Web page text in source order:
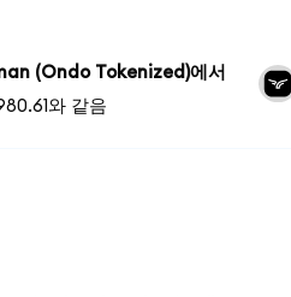
(Ondo Tokenized)에서
와 같음